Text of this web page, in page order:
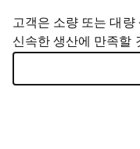
고객은 소량 또는 대량
신속한 생산에 만족할